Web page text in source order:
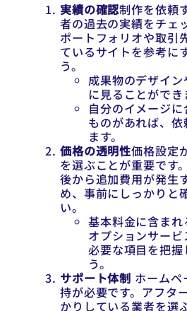
実績の確認制作を依頼
者の過去の実績をチェ
ポートフォリオや取引
ているサイトを参考に
う。
成果物のデザイ
に見ることができ
自分のイメージ
ものがあれば、
ます。
価格の透明性価格設定
を選ぶことが重要です
後から追加費用が発生
め、事前にしっかりと
い。
基本料金に含まれ
オプションサー
必要な項目を把握
う。
サポート体制 ホームペ
持が必要です。アフタ
かりしている業者を選